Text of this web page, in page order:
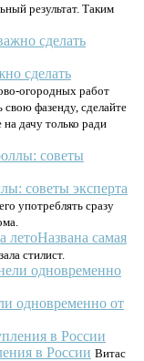
результат. Таким
сделать
огородных работ
свою фазенду, сделайте
дачу только ради
советы эксперта
употреблять сразу
Названа самая
стилист.
одновременно от
в России Витас